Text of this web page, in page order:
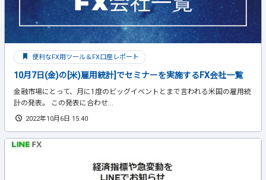
便利なFX用ツール＆FX口座レポート
10月7日(金)の[米)雇用統計]でセミナーを実施するFX会社一覧
金融市場にとって、月に1度のビッグイベントとまで言われる米国の雇用統
計の発表。 この発表に合わせ...
2022年10月6日 15:40